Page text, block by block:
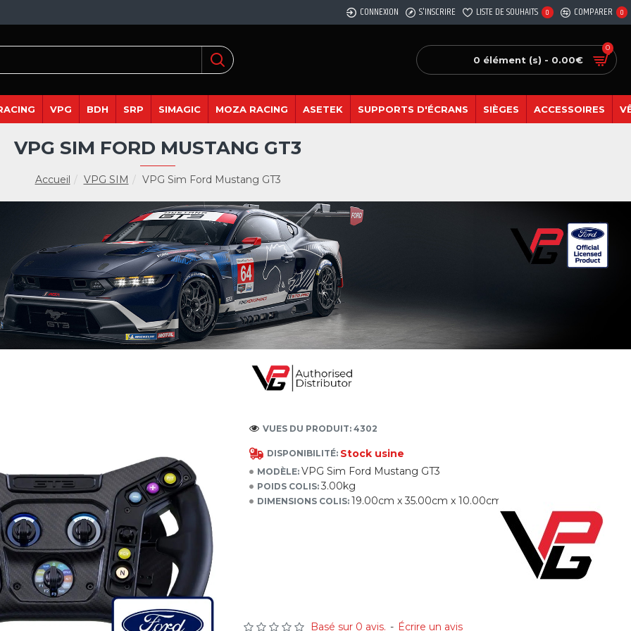
CONNEXION S'INSCRIRE LISTE DE SOUHAITS 0 COMPARER 0
0 élément (s) - 0.00€
0
VPG BDH SRP SIMAGIC MOZA RACING ASETEK SUPPORTS D'ÉCRANS SIÈGES ACCESSOIRES
Accueil VPG SIM VPG Sim Ford Mustang GT3
VPG SIM FORD MUSTANG GT3
DISPONIBILITÉ: Stock usine
MODÈLE: VPG Sim Ford Mustang GT3
POIDS COLIS: 3.00kg
DIMENSIONS COLIS: 19.00cm x 35.00cm x 10.00cm
VUES DU PRODUIT: 4302
Basé sur 0 avis. - Écrire un avis